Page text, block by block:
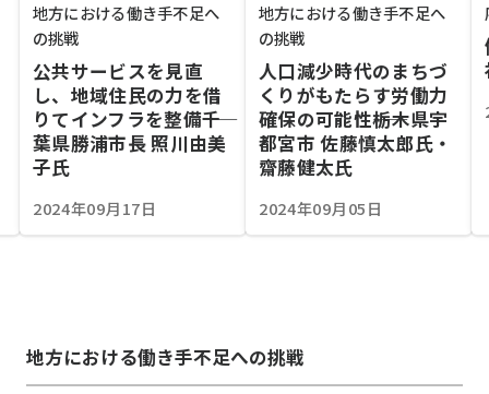
地方における働き手不足へ
の挑戦
公共サービスを見直
し、地域住民の力を借
りてインフラを整備――千
葉県勝浦市長 照川由美
子氏
2024年09月17日
地方における働き手不足へ
の挑戦
人口減少時代のまちづ
くりがもたらす労働力
確保の可能性――栃木県宇
都宮市 佐藤慎太郎氏・
齋藤健太氏
2024年09月05日
地方における働き手不足への挑戦